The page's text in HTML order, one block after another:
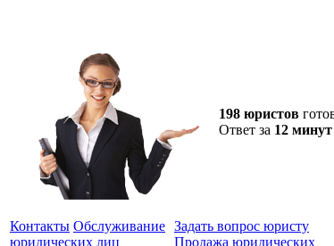
198 юристов
Ответ за 12 минут
Контакты Обслуживание
юридических лиц
Задать вопрос юристу
Продажа юридических